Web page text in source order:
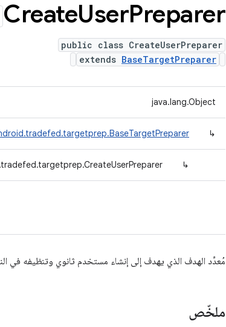
CreateUserPreparer
public class CreateUserPreparer
extends BaseTargetPreparer
java.lang.Object
↳
↳
مُعدِّد الهدف الذي يهدف إلى إنشاء مستخدم ثانوي وتنظيفه في
ملخّص